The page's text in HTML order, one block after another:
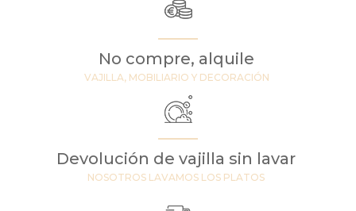
No compre, alquile
VAJILLA, MOBILIARIO Y DECORACIÓN
Devolución de vajilla sin lavar
NOSOTROS LAVAMOS LOS PLATOS